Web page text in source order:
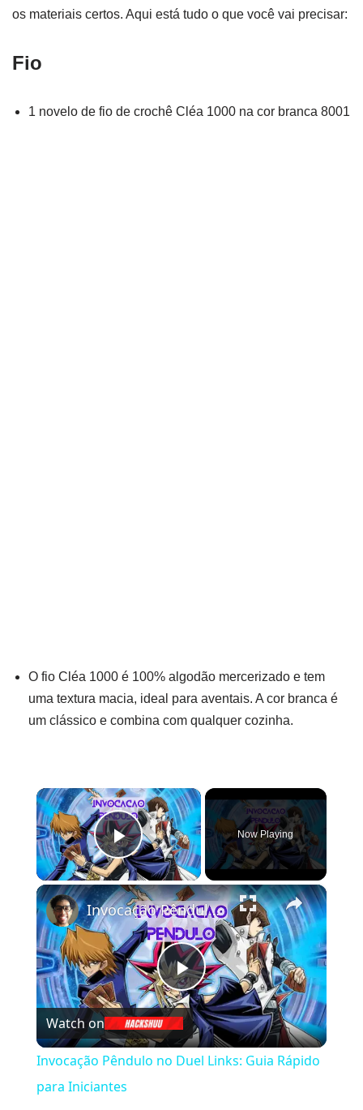
os materiais certos. Aqui está tudo o que você vai precisar:
Fio
1 novelo de fio de crochê Cléa 1000 na cor branca 8001
O fio Cléa 1000 é 100% algodão mercerizado e tem
uma textura macia, ideal para aventais. A cor branca é
um clássico e combina com qualquer cozinha.
×
Play Video
Now Playing
×
Play
Video
Invocação Pêndulo no Duel Links: Guia Rápido para Iniciantes
Watch on
Invocação Pêndulo no Duel Links: Guia Rápido
para Iniciantes